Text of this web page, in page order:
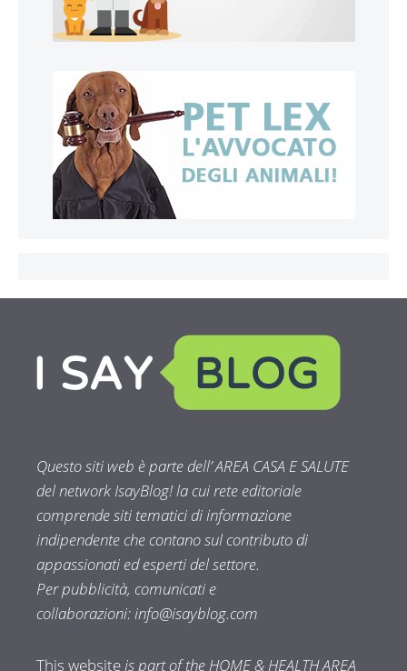
Questo siti web è parte dell’ AREA CASA E SALUTE
del network IsayBlog! la cui rete editoriale
comprende siti tematici di informazione
indipendente che contano sul contributo di
appassionati ed esperti del settore.
Per pubblicità, comunicati e
collaborazioni:info@isayblog.com
This websiteis part of the HOME & HEALTH AREA